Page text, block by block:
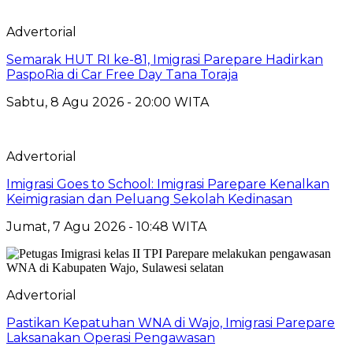
Advertorial
Semarak HUT RI ke-81, Imigrasi Parepare Hadirkan
PaspoRia di Car Free Day Tana Toraja
Sabtu, 8 Agu 2026 - 20:00 WITA
Advertorial
Imigrasi Goes to School: Imigrasi Parepare Kenalkan
Keimigrasian dan Peluang Sekolah Kedinasan
Jumat, 7 Agu 2026 - 10:48 WITA
Advertorial
Pastikan Kepatuhan WNA di Wajo, Imigrasi Parepare
Laksanakan Operasi Pengawasan